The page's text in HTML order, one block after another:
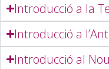
Introducció a la
Introducció a
Introducció al